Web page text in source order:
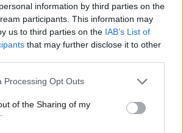
information by third parties on the
participants. This information may
us to third parties on the IAB’s List of
that may further disclose it to other
website/app uses one or more Google
or usage behaviour. You may click to
to Google and its third-party tags to
specified purposes in below Google
Processing Opt Outs
of the Sharing of my
NEWSBEASTστοGoogle News
πρώτοι όλες τις ειδήσεις